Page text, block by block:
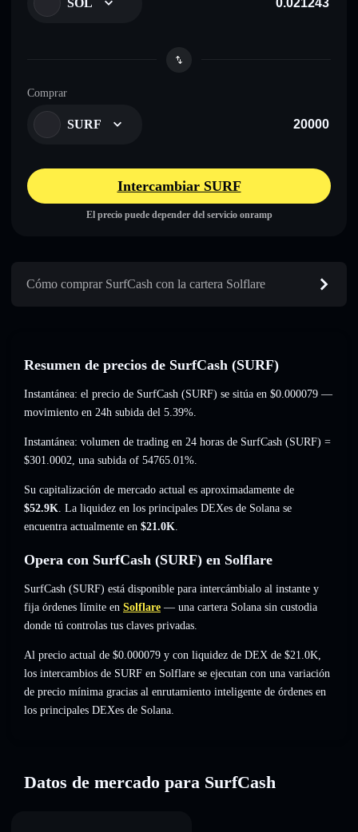
SOL
Comprar
SURF
Intercambiar SURF
El precio puede depender del servicio onramp
Cómo comprar SurfCash con la cartera Solflare
Resumen de precios de SurfCash (SURF)
Instantánea: el precio de SurfCash (SURF) se sitúa en $0.000079 —
movimiento en 24h subida del 5.39%.
Instantánea: volumen de trading en 24 horas de SurfCash (SURF) =
$301.0002, una subida of 54765.01%.
Su capitalización de mercado actual es aproximadamente de
$52.9K. La liquidez en los principales DEXes de Solana se
encuentra actualmente en $21.0K.
Opera con SurfCash (SURF) en Solflare
SurfCash (SURF) está disponible para intercámbialo al instante y
fija órdenes límite en Solflare — una cartera Solana sin custodia
donde tú controlas tus claves privadas.
Al precio actual de $0.000079 y con liquidez de DEX de $21.0K,
los intercambios de SURF en Solflare se ejecutan con una variación
de precio mínima gracias al enrutamiento inteligente de órdenes en
los principales DEXes de Solana.
Datos de mercado para SurfCash